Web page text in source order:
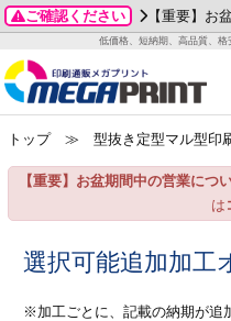
ご確認ください 【重要】お
低価格、短納期、高品質、格
グッズ
ステッカー
ックカード印刷
業ツール印刷
ご利
お客様へ
いて
方法
/送料について
刷
カード印刷
ックカード名刺
ムカード
データ作
成前に
ガイド
加工指示ガイド
テン
ード印刷
名刺印刷
ックカード
ード印刷
一覧
わせ
り
プル請求
2026年 8月
月
火 水 木 金
3
4 5 6 7
24
25 26 27
トップ≫ 型抜き定型マル型印
【重要】お盆期間中の営業につ
は
選択可能追加加工
※加工ごとに、記載の納期が追